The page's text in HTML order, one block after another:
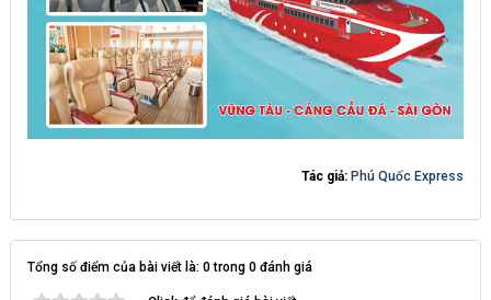
Tác giả: Phú Quốc Express
Tổng số điểm của bài viết là: 0 trong 0 đánh giá